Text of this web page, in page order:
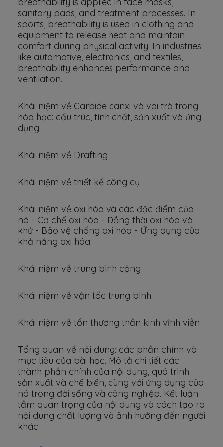
sanitary pads, and treatment processes. In
sports, breathability is used in clothing and
equipment to release heat and maintain
comfort during physical activity. In industries
like automotive, electronics, and textiles,
breathability enhances performance and
ventilation.
Khái niệm về Carbide canxi và vai trò trong
hóa học: cấu trúc, tính chất, sản xuất và ứng
dụng
Khái niệm về Drafting
Khái niệm về thiết kế công cụ
Khái niệm về oxi hóa và các đặc điểm của
nó - Cơ chế oxi hóa - Đồng thời oxi hóa và
khử - Bảo vệ chống oxi hóa - Ứng dụng của
khả năng oxi hóa.
Khái niệm về trung bình cộng
Khái niệm về vận tốc trung bình
Khái niệm về tổn thương thần kinh vĩnh viễn
Tổng quan về nội dung: các phần chính và
mục tiêu của bài học. Mô tả chi tiết các
thành phần chính của nội dung, quá trình
sản xuất và chế biến, cùng với ứng dụng của
nó trong đời sống và công nghiệp. Kết luận
tầm quan trọng của nội dung và cách tạo ra
nội dung chất lượng và ảnh hưởng đến người
khác.